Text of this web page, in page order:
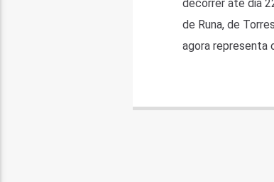
decorrer até dia
de Runa, de
agora representa